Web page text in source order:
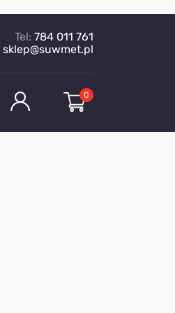
Tel: 784 011 761
sklep@suwmet.pl
0